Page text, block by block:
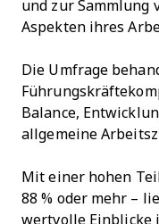
und zur Sammlung
Aspekten ihres
Die Umfrage
Balance,
allgemeine
Mit einer hohen
88 % oder mehr –
wertvolle Einblicke